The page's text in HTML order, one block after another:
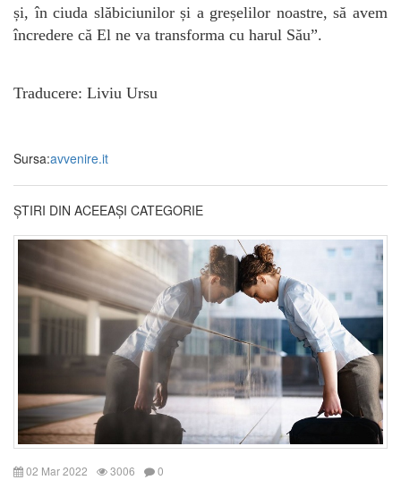
și, în ciuda slăbiciunilor și a greșelilor noastre, să avem
încredere că El ne va transforma cu harul Său”.
Traducere: Liviu Ursu
Sursa:avvenire.it
ȘTIRI DIN ACEEAȘI CATEGORIE
02 Mar 2022 3006 0